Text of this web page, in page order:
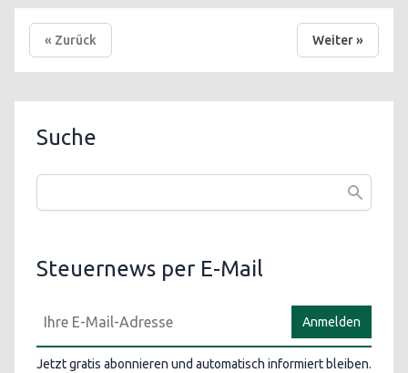
« Zurück Weiter »
Suche
Steuernews per E-Mail
Anmelden
Jetzt gratis abonnieren und automatisch informiert bleiben.